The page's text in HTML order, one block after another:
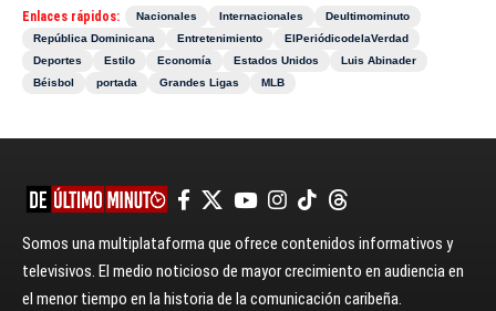
Enlaces rápidos: Nacionales Internacionales
Deultimominuto
República Dominicana
Entretenimiento
ElPeriódicodelaVerdad
Deportes
Estilo Economía Estados Unidos
Luis Abinader
Béisbol
portada Grandes Ligas MLB
Somos una multiplataforma que ofrece contenidos informativos y
televisivos. El medio noticioso de mayor crecimiento en audiencia en
el menor tiempo en la historia de la comunicación caribeña.